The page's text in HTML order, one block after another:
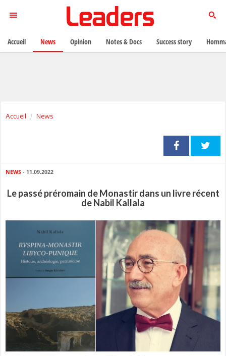
Accueil News
NEWS - 11.09.2022
Le passé préromain de Monastir dans un livre récent
de Nabil Kallala
Accueil News Opinion Notes & Docs Success story